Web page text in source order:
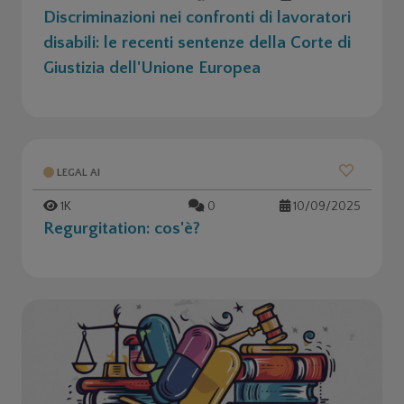
Discriminazioni nei confronti di lavoratori
disabili: le recenti sentenze della Corte di
Giustizia dell'Unione Europea
LEGAL AI
1K 0 10/09/2025
Regurgitation: cos'è?